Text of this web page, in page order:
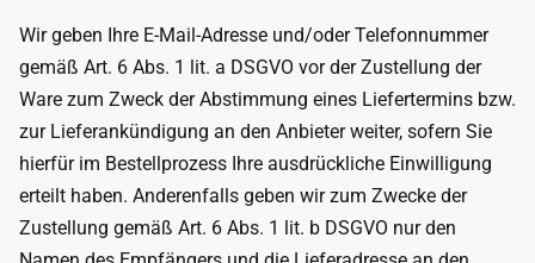
Wir geben Ihre E-Mail-Adresse und/oder Telefonnummer
gemäß Art. 6 Abs. 1 lit. a DSGVO vor der Zustellung der
Ware zum Zweck der Abstimmung eines Liefertermins bzw.
zur Lieferankündigung an den Anbieter weiter, sofern Sie
hierfür im Bestellprozess Ihre ausdrückliche Einwilligung
erteilt haben. Anderenfalls geben wir zum Zwecke der
Zustellung gemäß Art. 6 Abs. 1 lit. b DSGVO nur den